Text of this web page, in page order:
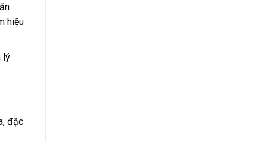
hiệu
lý
đặc